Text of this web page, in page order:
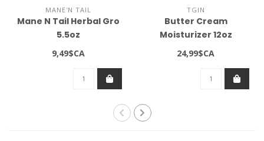
MANE'N TAIL
Mane N Tail Herbal Gro
5.5oz
9,49$CA
TGIN
Butter Cream
Moisturizer 12oz
24,99$CA